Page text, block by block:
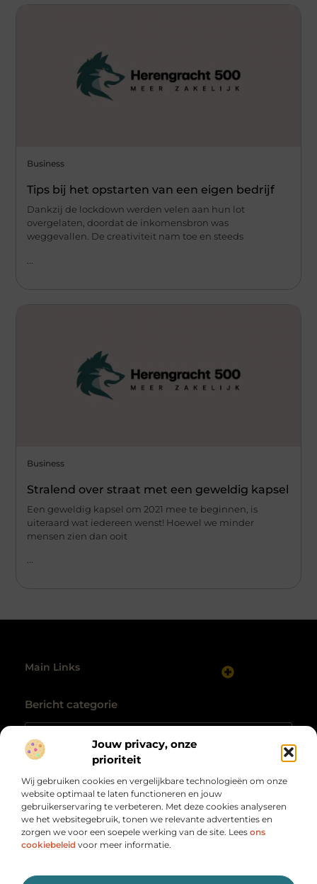
Jouw privacy, onze
prioriteit
Wij gebruiken cookies en vergelijkbare technologieën om onze
website optimaal te laten functioneren en jouw
gebruikerservaring te verbeteren. Met deze cookies analyseren
we het websitegebruik, tonen we relevante advertenties en
zorgen we voor een soepele werking van de site. Lees ons
cookiebeleid voor meer informatie.
Business
Tips bij het opstarten van een eigen bedrijf
Dankzij de lockdown werden velen aan hun lot
overgelaten, doordat de inkomensbron was
weggevallen. De creativiteit nam toe en steeds
Business
Stralend over straat met een geweldig kapsel
Een geweldig kapsel om 2021 mee te beginnen, is
uiteraard wat iedereen wenst! Hoewel we minder
mensen zien dan ooit
Main Links
Bericht categorie
Alles wat je nodig hebt, op één plek
verzameld.